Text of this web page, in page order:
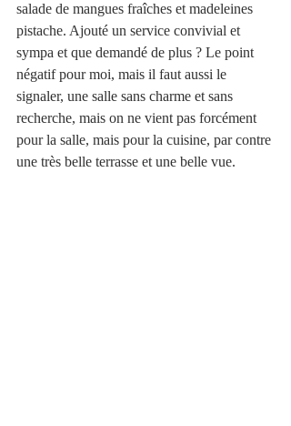
salade de mangues fraîches et madeleines
pistache. Ajouté un service convivial et
sympa et que demandé de plus ? Le point
négatif pour moi, mais il faut aussi le
signaler, une salle sans charme et sans
recherche, mais on ne vient pas forcément
pour la salle, mais pour la cuisine, par contre
une très belle terrasse et une belle vue.